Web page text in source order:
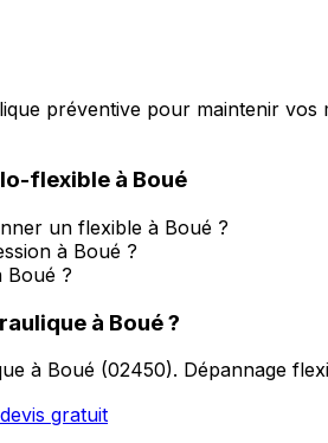
préventive pour maintenir
flexible à Boué
un flexible à Boué ?
à Boué ?
Boué ?
à Boué?
à Boué (02450). Dépannage
gratuit